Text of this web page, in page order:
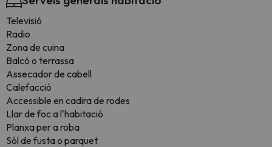
Televisió
Radio
Zona de cuina
Balcó o terrassa
Assecador de cabell
Calefacció
Accessible en cadira de rodes
Llar de foc a l'habitació
Planxa per a roba
Sòl de fusta o parquet